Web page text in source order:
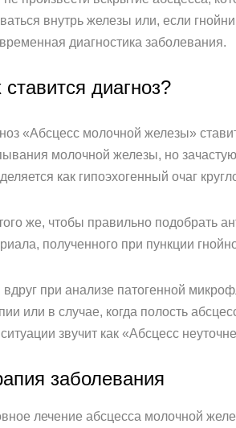
внутрь железы или, если
диагностика заболевания.
ставится диагноз?
«Абсцесс молочной железы»
молочной железы, но
как гипоэхогенный очаг
же, чтобы правильно подобрать
полученного при пункции
вдруг при анализе патогенной
или в случае, когда полость
звучит как «Абсцесс
заболевания
лечение абсцесса молочной